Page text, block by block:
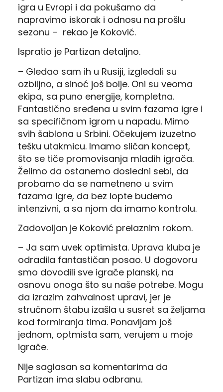
igra u Evropi i da pokušamo da
napravimo iskorak i odnosu na prošlu
sezonu – rekao je Koković.
Ispratio je Partizan detaljno.
– Gledao sam ih u Rusiji, izgledali su
ozbiljno, a sinoć još bolje. Oni su veoma
ekipa, sa puno energije, kompletna.
Fantastično sređena u svim fazama igre i
sa specifičnom igrom u napadu. Mimo
svih šablona u Srbini. Očekujem izuzetno
tešku utakmicu. Imamo sličan koncept,
što se tiče promovisanja mladih igrača.
Želimo da ostanemo dosledni sebi, da
probamo da se nametneno u svim
fazama igre, da bez lopte budemo
intenzivni, a sa njom da imamo kontrolu.
Zadovoljan je Koković prelaznim rokom.
– Ja sam uvek optimista. Uprava kluba je
odradila fantastičan posao. U dogovoru
smo dovodili sve igrače planski, na
osnovu onoga što su naše potrebe. Mogu
da izrazim zahvalnost upravi, jer je
stručnom štabu izašla u susret sa željama
kod formiranja tima. Ponavljam još
jednom, optmista sam, verujem u moje
igrače.
Nije saglasan sa komentarima da
Partizan ima slabu odbranu.